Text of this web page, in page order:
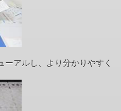
アルし、より分かりやすく